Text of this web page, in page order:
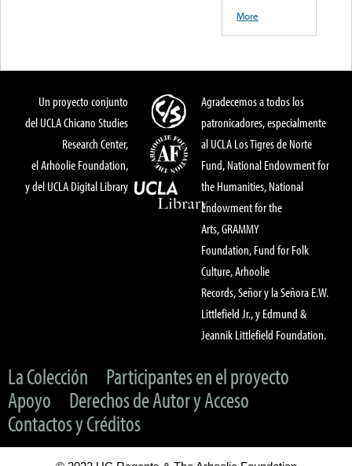
More
Un proyecto conjunto
del UCLA Chicano Studies
Research Center,
el Arhoolie Foundation,
y del UCLA Digital Library
Agradecemos a todos los
patronicadores, especialmente
al UCLA Los Tigres de Norte
Fund, National Endowment for
the Humanities, National
Endowment for the
Arts, GRAMMY
Foundation, Fund for Folk
Culture, Arhoolie
Records, Señor y la Señora E.W.
Littlefield Jr., y Edmund &
Jeannik Littlefield Foundation.
La Colección
Participantes en el proyecto
Apoyo
Derechos de Autor y Acceso
Contactos y Créditos